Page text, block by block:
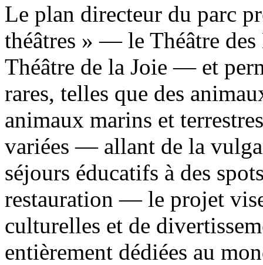
Le plan directeur du parc
théâtres » — le Théâtre
Théâtre de la Joie — et
rares, telles que des
animaux marins et
variées — allant de la
séjours éducatifs à des
restauration — le projet
culturelles et de
entièrement dédiées au